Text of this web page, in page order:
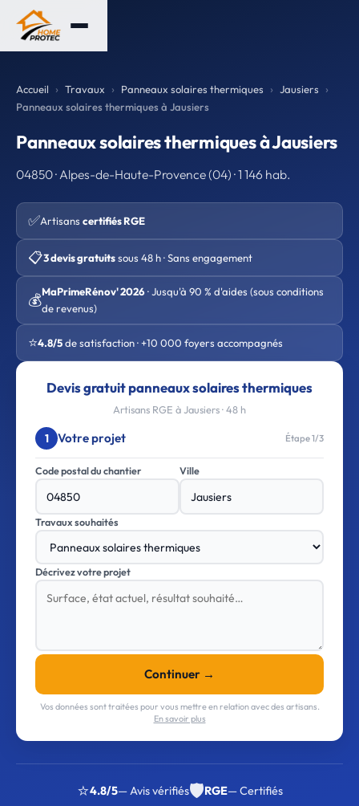
Accueil Travaux Panneaux solaires thermiques
Jausiers
Panneaux solaires thermiques à Jausiers
Panneaux solaires thermiques à Jausiers
04850 · Alpes-de-Haute-Provence (04) · 1 146 hab.
✅Artisans certifiés RGE
📋3 devis gratuitssous 48 h · Sans engagement
💰MaPrimeRénov' 2026· Jusqu'à 90 % d'aides (sous conditions
de revenus)
⭐4.8/5de satisfaction · +10 000 foyers accompagnés
Devis gratuit panneaux solaires thermiques
Artisans RGE à Jausiers · 48 h
1 Votre projet Étape 1/3
Code postal du chantier Ville
Travaux souhaités
Décrivez votre projet
Continuer →
Vos données sont traitées pour vous mettre en relation avec des artisans.
En savoir plus
⭐4.8/5— Avis vérifiés🛡️RGE— Certifiés